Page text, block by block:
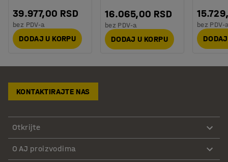
39.977,00 RSD
bez PDV-a
DODAJ U KORPU
16.065,00 RSD
bez PDV-a
DODAJ U KORPU
bez PDV-
KONTAKTIRAJTE NAS
Otkrijte
O AJ proizvodima